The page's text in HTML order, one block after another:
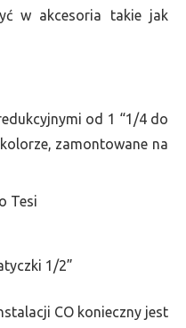
w akcesoria takie jak
od 1 “1/4 do
zamontowane na
Tesi
1/2”
CO konieczny jest